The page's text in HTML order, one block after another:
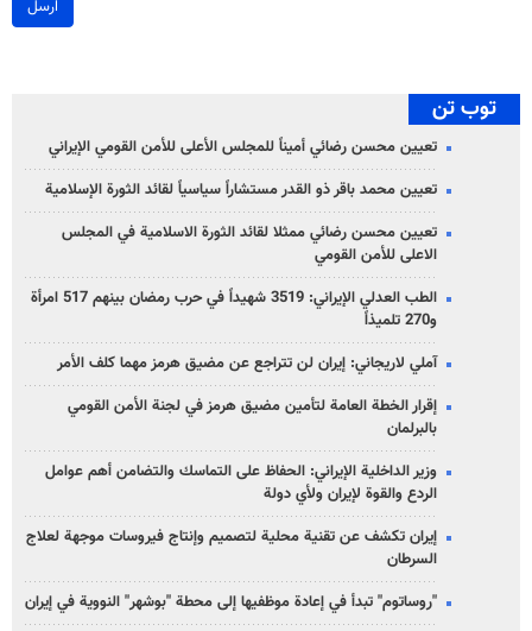
ارسل
توب تن
تعيين محسن رضائي أميناً للمجلس الأعلى للأمن القومي الإيراني
تعيين محمد باقر ذو القدر مستشاراً سياسياً لقائد الثورة الإسلامية
تعيين محسن رضائي ممثلا لقائد الثورة الاسلامية في المجلس
الاعلى للأمن القومي
الطب العدلي الإيراني: 3519 شهيداً في حرب رمضان بينهم 517 امرأة
و270 تلميذاً
آملي لاريجاني: إيران لن تتراجع عن مضيق هرمز مهما كلف الأمر
إقرار الخطة العامة لتأمين مضيق هرمز في لجنة الأمن القومي
بالبرلمان
وزير الداخلية الإيراني: الحفاظ على التماسك والتضامن أهم عوامل
الردع والقوة لإيران ولأي دولة
إيران تكشف عن تقنية محلية لتصميم وإنتاج فيروسات موجهة لعلاج
السرطان
"روساتوم" تبدأ في إعادة موظفيها إلى محطة "بوشهر" النووية في إيران